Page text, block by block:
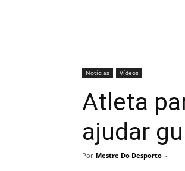
Notícias Vídeos
Atleta
ajudar
Por Mestre Do Desporto -